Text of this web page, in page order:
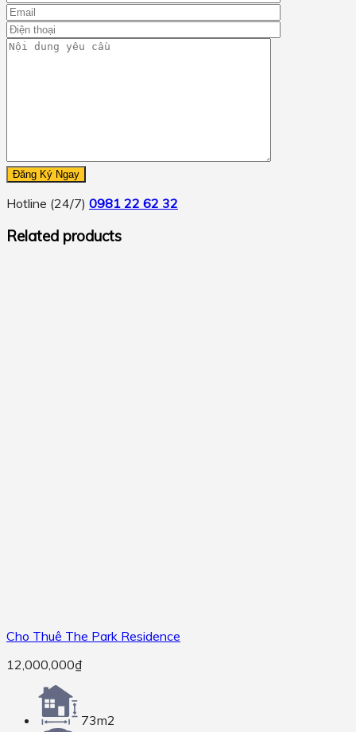
Hotline (24/7) 0981 22 62 32
Related products
Cho Thuê The Park Residence
12,000,000₫
73m2